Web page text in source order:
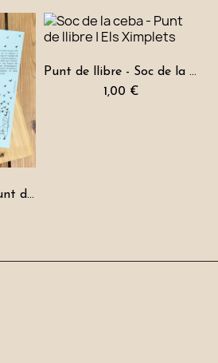
Fer volar coloms - Punt de llibre
Punt de llibre - Soc de la ceba
1,00 €